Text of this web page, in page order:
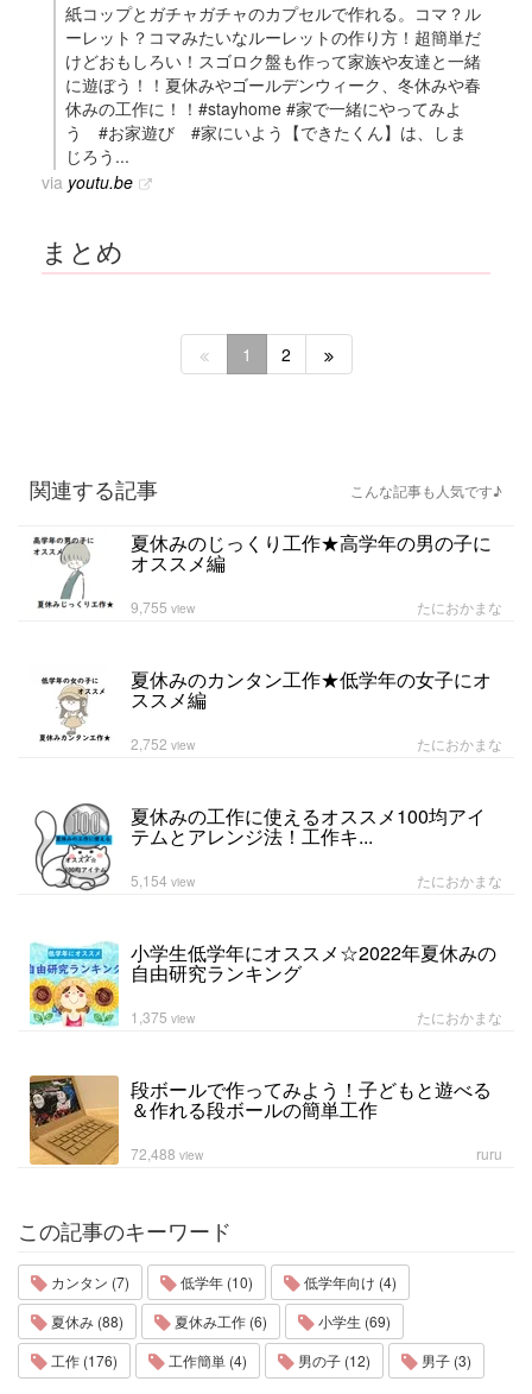
紙コップとガチャガチャのカプセルで作れる。コマ？ル
ーレット？コマみたいなルーレットの作り方！超簡単だ
けどおもしろい！スゴロク盤も作って家族や友達と一緒
に遊ぼう！！夏休みやゴールデンウィーク、冬休みや春
休みの工作に！！#stayhome #家で一緒にやってみよ
う #お家遊び #家にいよう【できたくん】は、しま
じろう...
via youtu.be
まとめ
1 2
関連する記事 こんな記事も人気です♪
夏休みのじっくり工作★高学年の男の子に
オススメ編
たにおかまな
9,755 view
夏休みのカンタン工作★低学年の女子にオ
ススメ編
たにおかまな
2,752 view
夏休みの工作に使えるオススメ100均アイ
テムとアレンジ法！工作キ...
たにおかまな
5,154 view
小学生低学年にオススメ☆2022年夏休みの
自由研究ランキング
たにおかまな
1,375 view
段ボールで作ってみよう！子どもと遊べる
＆作れる段ボールの簡単工作
ruru
72,488 view
この記事のキーワード
カンタン (7) 低学年 (10)
低学年向け (4)
夏休み (88)
夏休み工作 (6)
小学生 (69)
工作 (176)
工作簡単 (4) 男の子 (12) 男子 (3)